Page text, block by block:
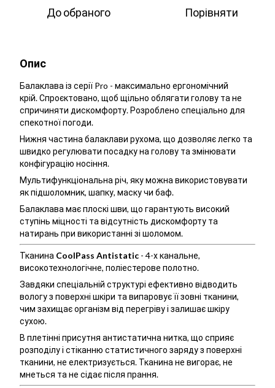
До обраного Порівняти
Опис
Балаклава із серії Pro - максимально ергономічний
крій. Спроєктовано, щоб щільно облягати голову та не
спричиняти дискомфорту. Розроблено спеціально для
спекотної погоди.
Нижня частина балаклави рухома, що дозволяє легко та
швидко регулювати посадку на голову та змінювати
конфігурацію носіння.
Мультифункціональна річ, яку можна використовувати
як підшоломник, шапку, маску чи баф.
Балаклава має плоскі шви, що гарантують високий
ступінь міцності та відсутність дискомфорту та
натирань при використанні зі шоломом.
Тканина CoolPass Antistatic - 4-х канальне,
високотехнологічне, поліестерове полотно.
Завдяки спеціальній структурі ефективно відводить
вологу з поверхні шкіри та випаровує її зовні тканини,
чим захищає організм від перегріву і залишає шкіру
сухою.
В плетінні присутня антистатична нитка, що сприяє
розподілу і стіканню статистичного заряду з поверхні
тканини, не електризується. Тканина не вигорає, не
мнеться та не сідає після прання.